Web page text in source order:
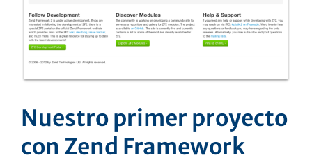
Nuestro primer proyecto
con Zend Framework